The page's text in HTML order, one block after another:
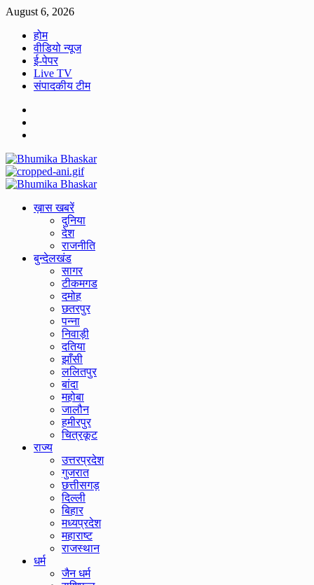
Skip
content
August 6, 2026
होम
वीडियो न्यूज
ई-पेपर
Live TV
संपादकीय टीम
Primary
ख़ास खबरें
दुनिया
देश
राजनीति
बुन्देलखंड
सागर
टीकमगड
दमोह
छतरपुर
पन्ना
निवाड़ी
दतिया
झाँसी
ललितपुर
बांदा
महोबा
जालौन
हमीरपुर
चित्रकूट
राज्य
उत्तरप्रदेश
गुजरात
छत्तीसगड़
दिल्ली
बिहार
मध्यप्रदेश
महाराष्ट
राजस्थान
धर्म
जैन धर्म